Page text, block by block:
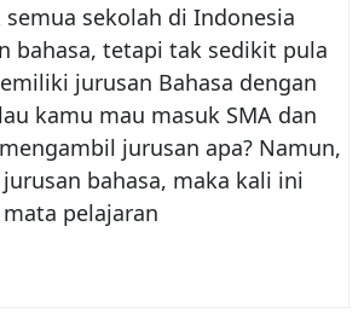
sekolah di Indonesia
bahasa, tetapi tak sedikit pula
jurusan Bahasa dengan
kamu mau masuk SMA dan
jurusan apa? Namun,
bahasa, maka kali ini
pelajaran